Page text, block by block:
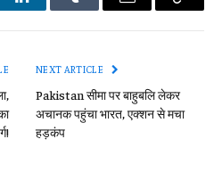
LinkedInTumblr Email
Copy
NEXT ARTICLE
Pakistan सीमा पर बाहुबलि लेकर
अचानक पहुंचा भारत, एक्शन से मचा
हड़कंप